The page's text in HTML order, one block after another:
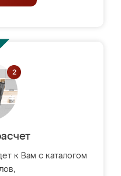
к Вам с каталогом